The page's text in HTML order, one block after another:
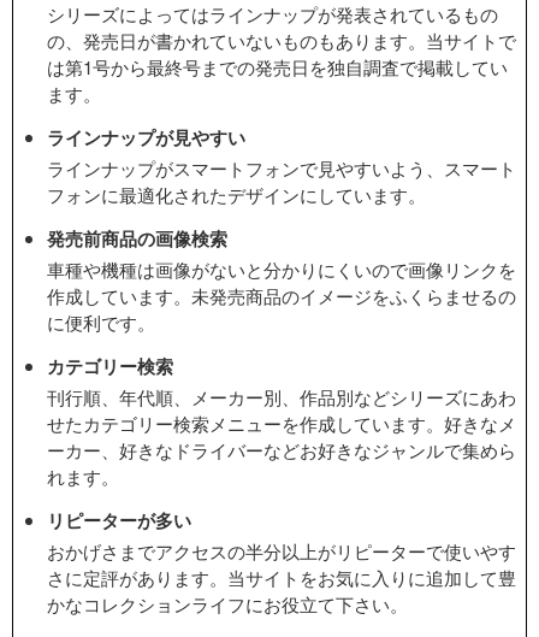
シリーズによってはラインナップが発表されているもの
の、発売日が書かれていないものもあります。当サイトで
は第1号から最終号までの発売日を独自調査で掲載してい
ます。
ラインナップが見やすい
ラインナップがスマートフォンで見やすいよう、スマート
フォンに最適化されたデザインにしています。
発売前商品の画像検索
車種や機種は画像がないと分かりにくいので画像リンクを
作成しています。未発売商品のイメージをふくらませるの
に便利です。
カテゴリー検索
刊行順、年代順、メーカー別、作品別などシリーズにあわ
せたカテゴリー検索メニューを作成しています。好きなメ
ーカー、好きなドライバーなどお好きなジャンルで集めら
れます。
リピーターが多い
おかげさまでアクセスの半分以上がリピーターで使いやす
さに定評があります。当サイトをお気に入りに追加して豊
かなコレクションライフにお役立て下さい。